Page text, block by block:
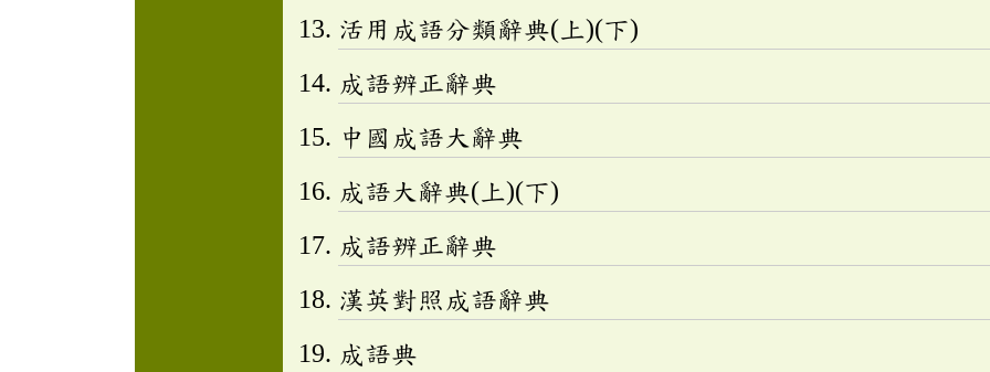
活用成語分類辭典(上)(下)
成語辨正辭典
中國成語大辭典
成語大辭典(上)(下)
成語辨正辭典
漢英對照成語辭典
成語典